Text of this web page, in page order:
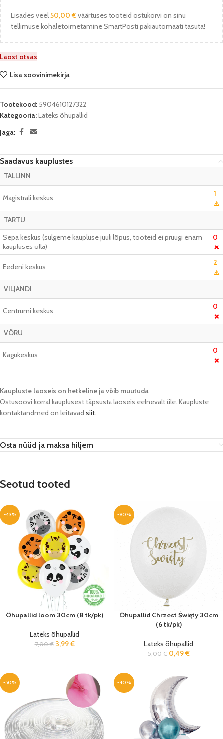
Lisades veel50,00 €väärtuses tooteid ostukorvi on sinu
tellimuse kohaletoimetamine SmartPosti pakiautomaati tasuta!
Laost otsas
Lisa soovinimekirja
Tootekood: 5904610127322
Kategooria:Lateks õhupallid
Jaga:
Saadavus kauplustes
TALLINN
Magistrali keskus 1
⚠️
TARTU
Sepa keskus (sulgeme kaupluse juuli lõpus, tooteid ei pruugi enam
kaupluses olla)
0
❌
Eedeni keskus 2
⚠️
VILJANDI
Centrumi keskus 0
❌
VÕRU
Kagukeskus 0
❌
Kaupluste laoseis on hetkeline ja võib muutuda​
Ostusoovi korral kauplusest täpsusta laoseis eelnevalt üle. Kaupluste
kontaktandmed on leitavad siit.
Osta nüüd ja maksa hiljem
Seotud tooted
-43%
Õhupallid loom 30cm (8 tk/pk)
Lateks õhupallid
7,00€ 3,99€
-90%
Õhupallid Chrzest Święty 30cm
(6 tk/pk)
Lateks õhupallid
5,00€ 0,49€
-50% -40%